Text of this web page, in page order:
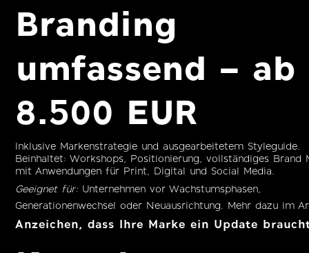
Branding
umfassend – ab
8.500 EUR
Inklusive Markenstrategie und ausgearbeitetem Styleguide.
Beinhaltet: Workshops, Positionierung, vollständiges Brand
mit Anwendungen für Print, Digital und Social Media.
Geeignet für: Unternehmen vor Wachstumsphasen,
Generationenwechsel oder Neuausrichtung. Mehr dazu im
Anzeichen, dass Ihre Marke ein Update